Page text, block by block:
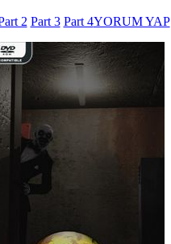
2 Part 3 Part 4YORUM YAP